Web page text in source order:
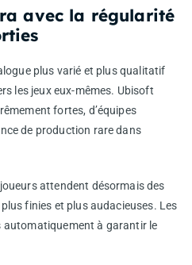
avec la régularité
plus varié et plus qualitatif
les jeux eux-mêmes. Ubisoft
fortes, d’équipes
de production rare dans
attendent désormais des
finies et plus audacieuses. Les
à garantir le